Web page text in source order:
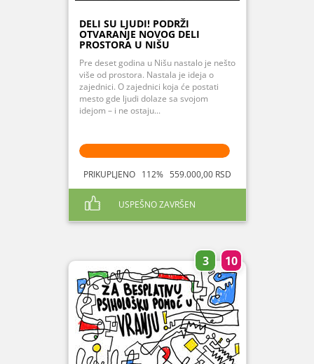
DELI SU LJUDI! PODRŽI
OTVARANJE NOVOG DELI
PROSTORA U NIŠU
Pre deset godina u Nišu nastalo je nešto
više od prostora. Nastala je ideja o
zajednici. O zajednici koja će postati
mesto gde ljudi dolaze sa svojom
idejom – i ne ostaju...
PRIKUPLJENO 112% 559.000,00 RSD
USPEŠNO ZAVRŠEN
3 10